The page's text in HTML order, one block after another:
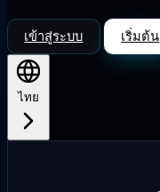
เข้าสู่ระบบ เริ่มต้น
ไทย